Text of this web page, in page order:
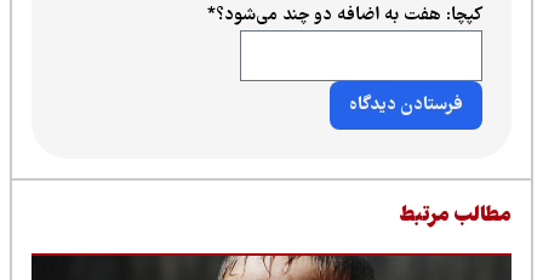
کپچا: هفت به اضافه دو چند می‌شود؟*
مرتبط